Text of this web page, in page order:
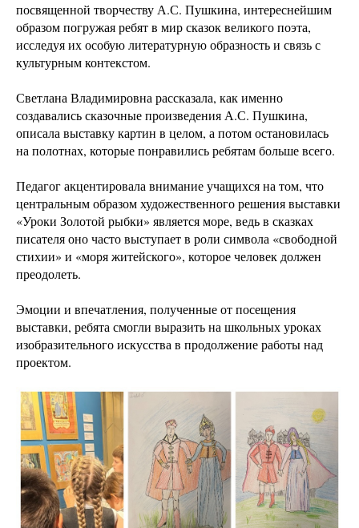
посвященной творчеству А.С. Пушкина, интереснейшим
образом погружая ребят в мир сказок великого поэта,
исследуя их особую литературную образность и связь с
культурным контекстом.
Светлана Владимировна рассказала, как именно
создавались сказочные произведения А.С. Пушкина,
описала выставку картин в целом, а потом остановилась
на полотнах, которые понравились ребятам больше всего.
Педагог акцентировала внимание учащихся на том, что
центральным образом художественного решения выставки
«Уроки Золотой рыбки» является море, ведь в сказках
писателя оно часто выступает в роли символа «свободной
стихии» и «моря житейского», которое человек должен
преодолеть.
Эмоции и впечатления, полученные от посещения
выставки, ребята смогли выразить на школьных уроках
изобразительного искусства в продолжение работы над
проектом.